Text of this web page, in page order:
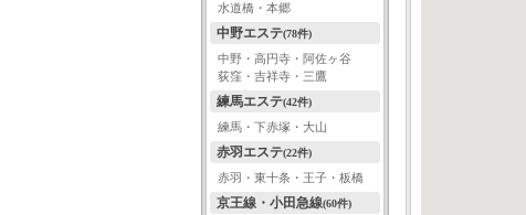
水道橋・本郷
中野エステ(78件)
中野・高円寺・阿佐ヶ谷
荻窪・吉祥寺・三鷹
練馬エステ(42件)
練馬・下赤塚・大山
赤羽エステ(22件)
赤羽・東十条・王子・板橋
京王線・小田急線(60件)